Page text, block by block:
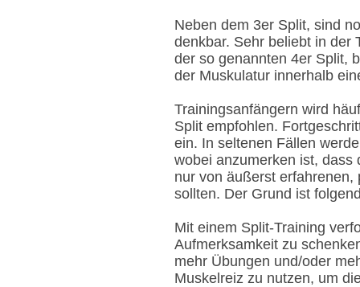
Neben dem 3er Split, sind
denkbar. Sehr beliebt in der
der so genannten 4er Split,
der Muskulatur innerhalb
Trainingsanfängern wird
Split empfohlen.
ein. In seltenen Fällen
wobei anzumerken ist, dass
nur von äußerst
sollten. Der Grund ist
Mit einem Split-Training
Aufmerksamkeit zu
mehr Übungen und/oder
Muskelreiz zu nutzen, um